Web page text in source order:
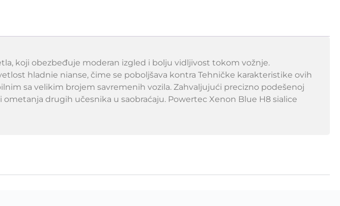
koji obezbeđuje moderan izgled i bolju vidljivost tokom vožnje.
hladnie nianse, čime se poboljšava kontra Tehničke karakteristike ovih
sa velikim brojem savremenih vozila. Zahvaljujući precizno podešenoj
drugih učesnika u saobraćaju. Powertec Xenon Blue H8 sialice